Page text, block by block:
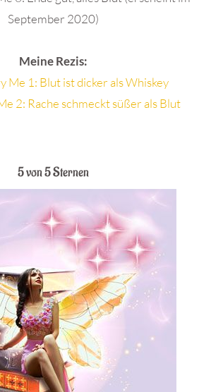
September 2020)
Meine Rezis:
Me 1: Blut ist dicker als Whiskey
2: Rache schmeckt süßer als Blut
5 von 5 Sternen